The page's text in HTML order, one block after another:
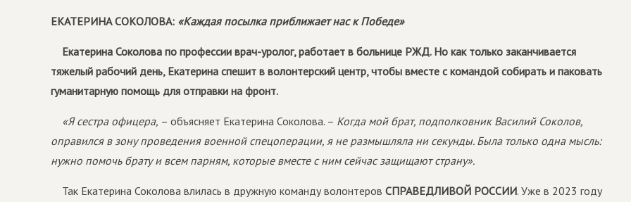
ЕКАТЕРИНА СОКОЛОВА: «Каждая посылка приближает нас к Победе»
Екатерина Соколова по профессии врач-уролог, работает в больнице РЖД. Но как только заканчивается
тяжелый рабочий день, Екатерина спешит в волонтерский центр, чтобы вместе с командой собирать и паковать
гуманитарную помощь для отправки на фронт.
«Я сестра офицера, – объясняет Екатерина Соколова. – Когда мой брат, подполковник Василий Соколов,
оправился в зону проведения военной спецоперации, я не размышляла ни секунды. Была только одна мысль:
нужно помочь брату и всем парням, которые вместе с ним сейчас защищают страну».
Так Екатерина Соколова влилась в дружную команду волонтеров СПРАВЕДЛИВОЙ РОССИИ. Уже в 2023 году